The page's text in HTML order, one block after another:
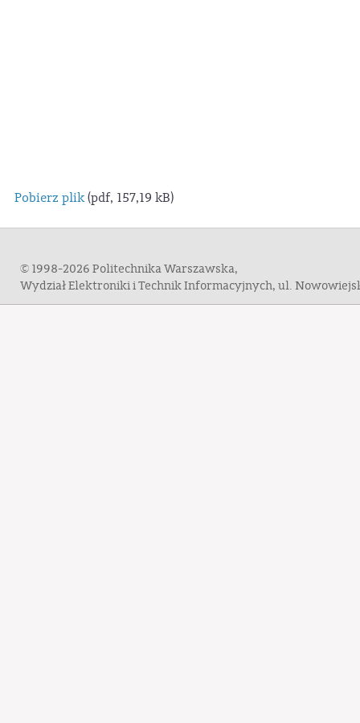
Pobierz plik(pdf, 157,19 kB)
© 1998-2026 Politechnika Warszawska,
Wydział Elektroniki i Technik Informacyjnych, ul.